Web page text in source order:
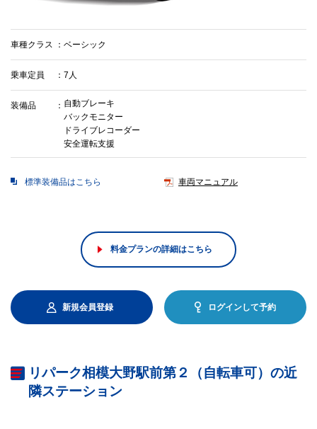
車種クラス ベーシック
乗車定員 7人
装備品
自動ブレーキ
バックモニター
ドライブレコーダー
安全運転支援
標準装備品はこちら 車両マニュアル
料金プランの詳細はこちら
新規会員登録 ログインして予約
リパーク相模大野駅前第２（自転車可）の近
隣ステーション